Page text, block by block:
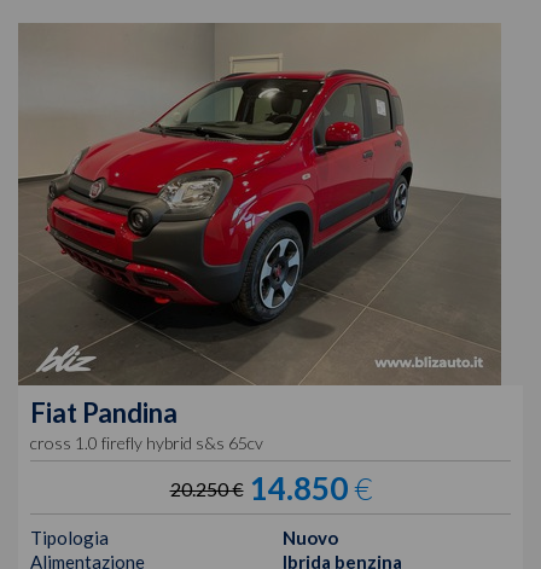
Fiat Pandina
cross 1.0 firefly hybrid s&s 65cv
20.250 € 14.850€
Tipologia
Nuovo
Alimentazione
Ibrida benzina